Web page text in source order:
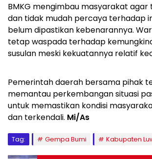
BMKG mengimbau masyarakat
dan tidak mudah percaya terhadap
belum dipastikan kebenarannya.
tetap waspada terhadap
susulan meski kekuatannya relatif
Pemerintah daerah bersama pihak
memantau perkembangan situasi
untuk memastikan kondisi
dan terkendali. Mi/As
Tag: Gempa Bumi Kabupaten